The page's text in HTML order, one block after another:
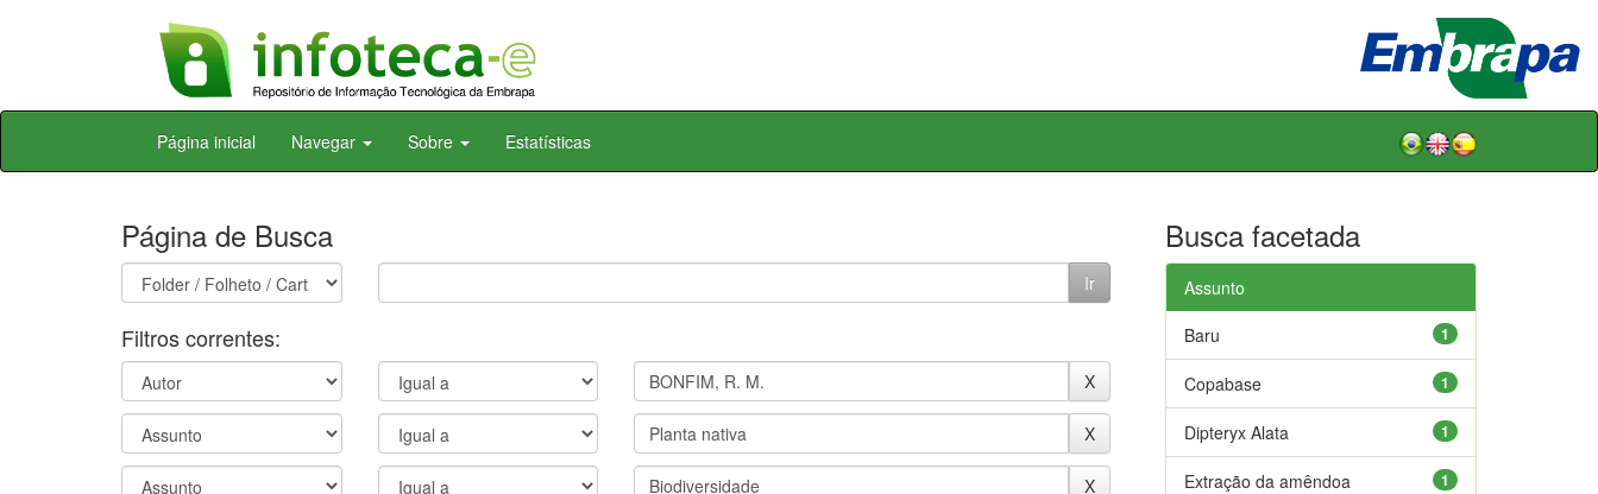
Skip
Página inicial Navegar Sobre Estatísticas
Página de Busca
Filtros correntes:
Busca facetada
Assunto
1
Baru
1
Copabase
1
Dipteryx Alata
1
Extração da amêndoa